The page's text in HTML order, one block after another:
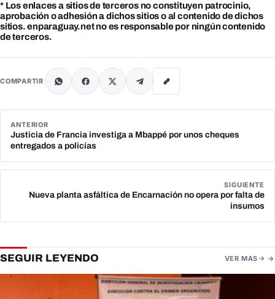
* Los enlaces a sitios de terceros no constituyen patrocinio,
aprobación o adhesión a dichos sitios o al contenido de dichos
sitios. enparaguay.net no es responsable por ningún contenido
de terceros.
COMPARTIR
ANTERIOR
Justicia de Francia investiga a Mbappé por unos cheques
entregados a policías
SIGUIENTE
Nueva planta asfáltica de Encarnación no opera por falta de
insumos
SEGUIR LEYENDO VER MAS